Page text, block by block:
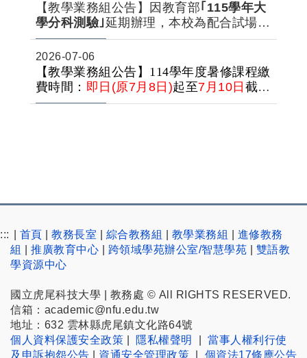
【教學業務組公告】因教育部｢115學年大
學分科測驗｣ 延期辦理，本校為配合試場整
佈與考試進行，第二期教學大樓於115年7
月13日(一)至7月15(三)暫不開放，敬請見
諒。
2026-07-06
【教學業務組公告】114學年度暑修課程繳
費時間： 即日(原7月8日)起至7月10日 截
止。
::: 首頁 教務長室 綜合教務組 教學業務組
進修教務
組
推廣教育中心 跨領域學苑辦公室/智慧學苑
雙語教
學資源中心
國立虎尾科技大學 | 教務處 © All RIGHTS RESERVED.
信箱：academic@nfu.edu.tw
地址：632 雲林縣虎尾鎮文化路64號
個人資料保護安全政策
隱私權聲明
當事人權利行使
及申訴抱怨公告
資通安全管理政策 個資法17條應公告